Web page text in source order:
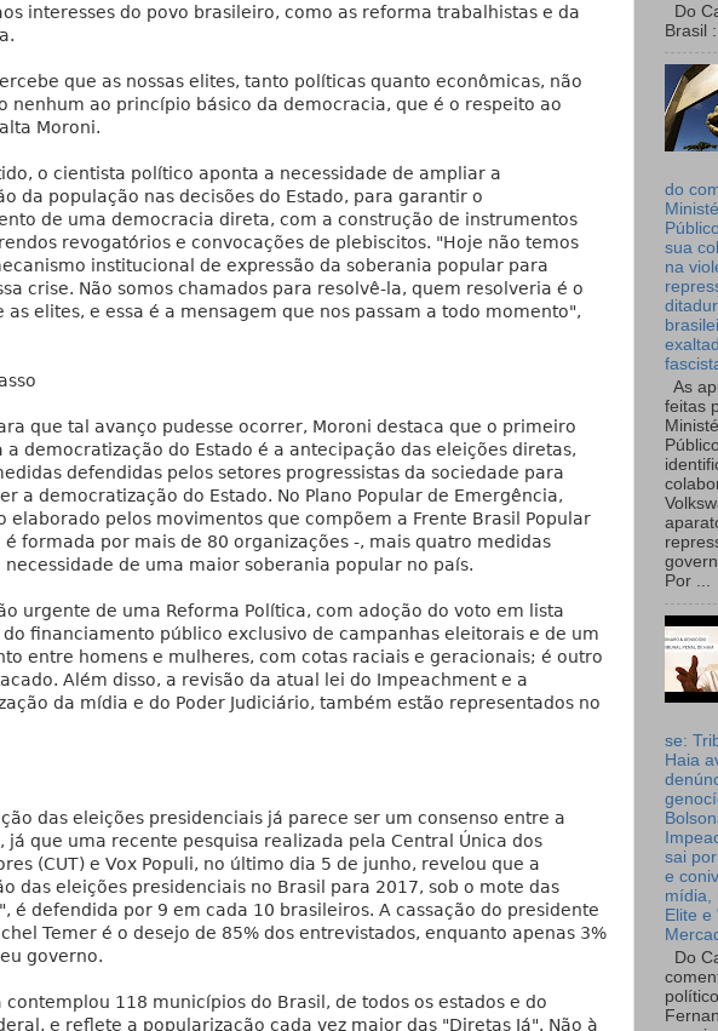
interesses do povo brasileiro, como as reforma trabalhistas e da
que as nossas elites, tanto políticas quanto econômicas, não
nenhum ao princípio básico da democracia, que é o respeito ao
Moroni.
o cientista político aponta a necessidade de ampliar a
da população nas decisões do Estado, para garantir o
de uma democracia direta, com a construção de instrumentos
revogatórios e convocações de plebiscitos. "Hoje não temos
institucional de expressão da soberania popular para
crise. Não somos chamados para resolvê-la, quem resolveria é o
as elites, e essa é a mensagem que nos passam a todo momento",
que tal avanço pudesse ocorrer, Moroni destaca que o primeiro
a democratização do Estado é a antecipação das eleições diretas,
defendidas pelos setores progressistas da sociedade para
a democratização do Estado. No Plano Popular de Emergência,
elaborado pelos movimentos que compõem a Frente Brasil Popular
é formada por mais de 80 organizações -, mais quatro medidas
de uma maior soberania popular no país.
urgente de uma Reforma Política, com adoção do voto em lista
financiamento público exclusivo de campanhas eleitorais e de um
entre homens e mulheres, com cotas raciais e geracionais; é outro
Além disso, a revisão da atual lei do Impeachment e a
da mídia e do Poder Judiciário, também estão representados no
das eleições presidenciais já parece ser um consenso entre a
já que uma recente pesquisa realizada pela Central Única dos
(CUT) e Vox Populi, no último dia 5 de junho, revelou que a
das eleições presidenciais no Brasil para 2017, sob o mote das
é defendida por 9 em cada 10 brasileiros. A cassação do presidente
Temer é o desejo de 85% dos entrevistados, enquanto apenas 3%
governo.
contemplou 118 municípios do Brasil, de todos os estados e do
e reflete a popularização cada vez maior das "Diretas Já". Não à
Do
Brasil :
do
sua
na
As
feitas
Por ...
se:
Haia
sai
e
mídia,
Elite e
Do